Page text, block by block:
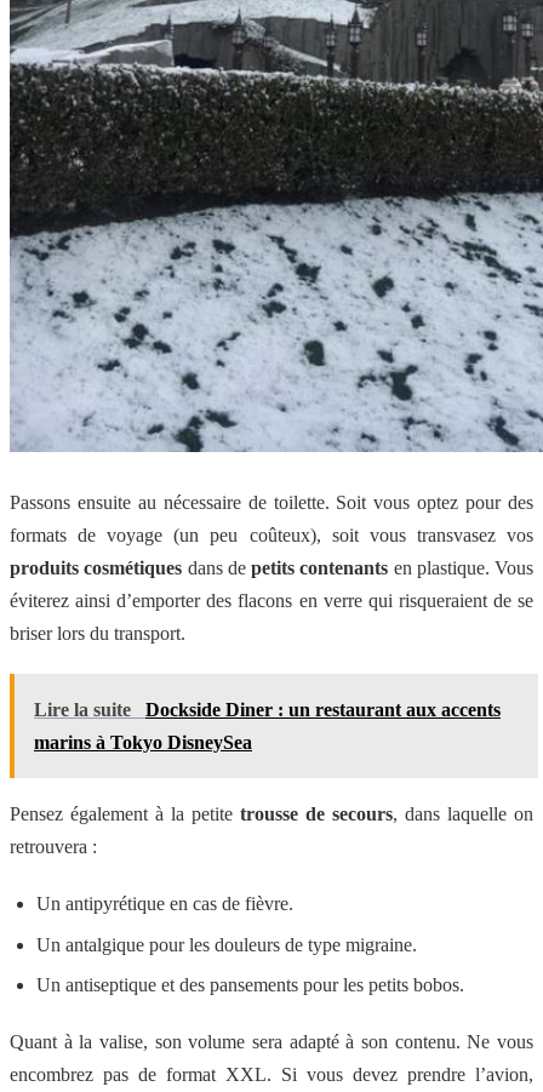
Passons ensuite au nécessaire de toilette. Soit vous optez pour des
formats de voyage (un peu coûteux), soit vous transvasez vos
produits cosmétiques dans de petits contenants en plastique. Vous
éviterez ainsi d’emporter des flacons en verre qui risqueraient de se
briser lors du transport.
Lire la suite
Dockside Diner : un restaurant aux accents
marins à Tokyo DisneySea
Pensez également à la petite trousse de secours, dans laquelle on
retrouvera :
Un antipyrétique en cas de fièvre.
Un antalgique pour les douleurs de type migraine.
Un antiseptique et des pansements pour les petits bobos.
Quant à la valise, son volume sera adapté à son contenu. Ne vous
encombrez pas de format XXL. Si vous devez prendre l’avion,